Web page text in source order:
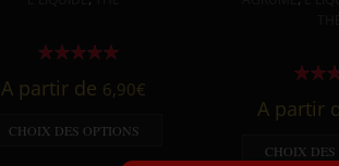
A partir de 6,90€
CHOIX DES OPTIONS
A partir
CHOIX DES